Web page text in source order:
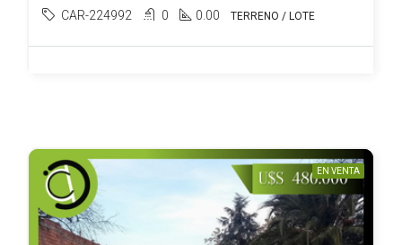
CAR-224992 0 0.00 TERRENO / LOTE
EN VENTA